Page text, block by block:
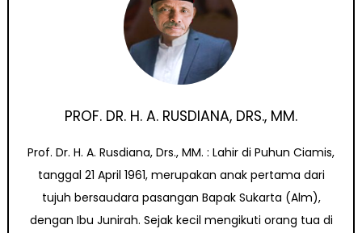
PROF. DR. H. A. RUSDIANA, DRS., MM.
Prof. Dr. H. A. Rusdiana, Drs., MM. : Lahir di Puhun Ciamis,
tanggal 21 April 1961, merupakan anak pertama dari
tujuh bersaudara pasangan Bapak Sukarta (Alm),
dengan Ibu Junirah. Sejak kecil mengikuti orang tua di